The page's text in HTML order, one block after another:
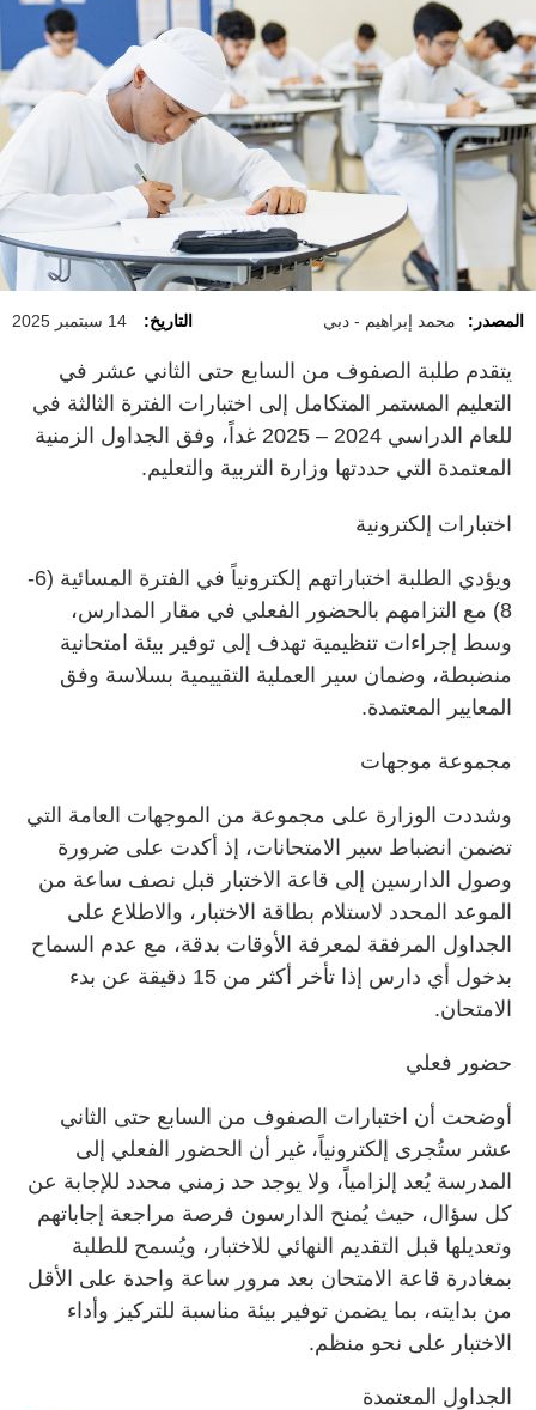
المصدر: محمد إبراهيم - دبي التاريخ: 14 سبتمبر 2025
يتقدم طلبة الصفوف من السابع حتى الثاني عشر في
التعليم المستمر المتكامل إلى اختبارات الفترة الثالثة في
للعام الدراسي 2024 – 2025 غداً، وفق الجداول الزمنية
المعتمدة التي حددتها وزارة التربية والتعليم.
اختبارات إلكترونية
ويؤدي الطلبة اختباراتهم إلكترونياً في الفترة المسائية (6-
8) مع التزامهم بالحضور الفعلي في مقار المدارس،
وسط إجراءات تنظيمية تهدف إلى توفير بيئة امتحانية
منضبطة، وضمان سير العملية التقييمية بسلاسة وفق
المعايير المعتمدة.
مجموعة موجهات
وشددت الوزارة على مجموعة من الموجهات العامة التي
تضمن انضباط سير الامتحانات، إذ أكدت على ضرورة
وصول الدارسين إلى قاعة الاختبار قبل نصف ساعة من
الموعد المحدد لاستلام بطاقة الاختبار، والاطلاع على
الجداول المرفقة لمعرفة الأوقات بدقة، مع عدم السماح
بدخول أي دارس إذا تأخر أكثر من 15 دقيقة عن بدء
الامتحان.
حضور فعلي
أوضحت أن اختبارات الصفوف من السابع حتى الثاني
عشر ستُجرى إلكترونياً، غير أن الحضور الفعلي إلى
المدرسة يُعد إلزامياً، ولا يوجد حد زمني محدد للإجابة عن
كل سؤال، حيث يُمنح الدارسون فرصة مراجعة إجاباتهم
وتعديلها قبل التقديم النهائي للاختبار، ويُسمح للطلبة
بمغادرة قاعة الامتحان بعد مرور ساعة واحدة على الأقل
من بدايته، بما يضمن توفير بيئة مناسبة للتركيز وأداء
الاختبار على نحو منظم.
الجداول المعتمدة